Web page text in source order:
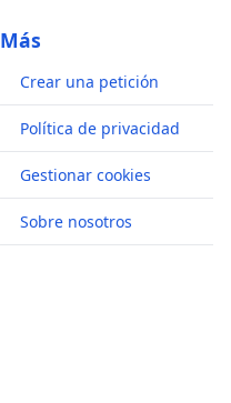
Más
Crear una petición
Política de privacidad
Gestionar cookies
Sobre nosotros